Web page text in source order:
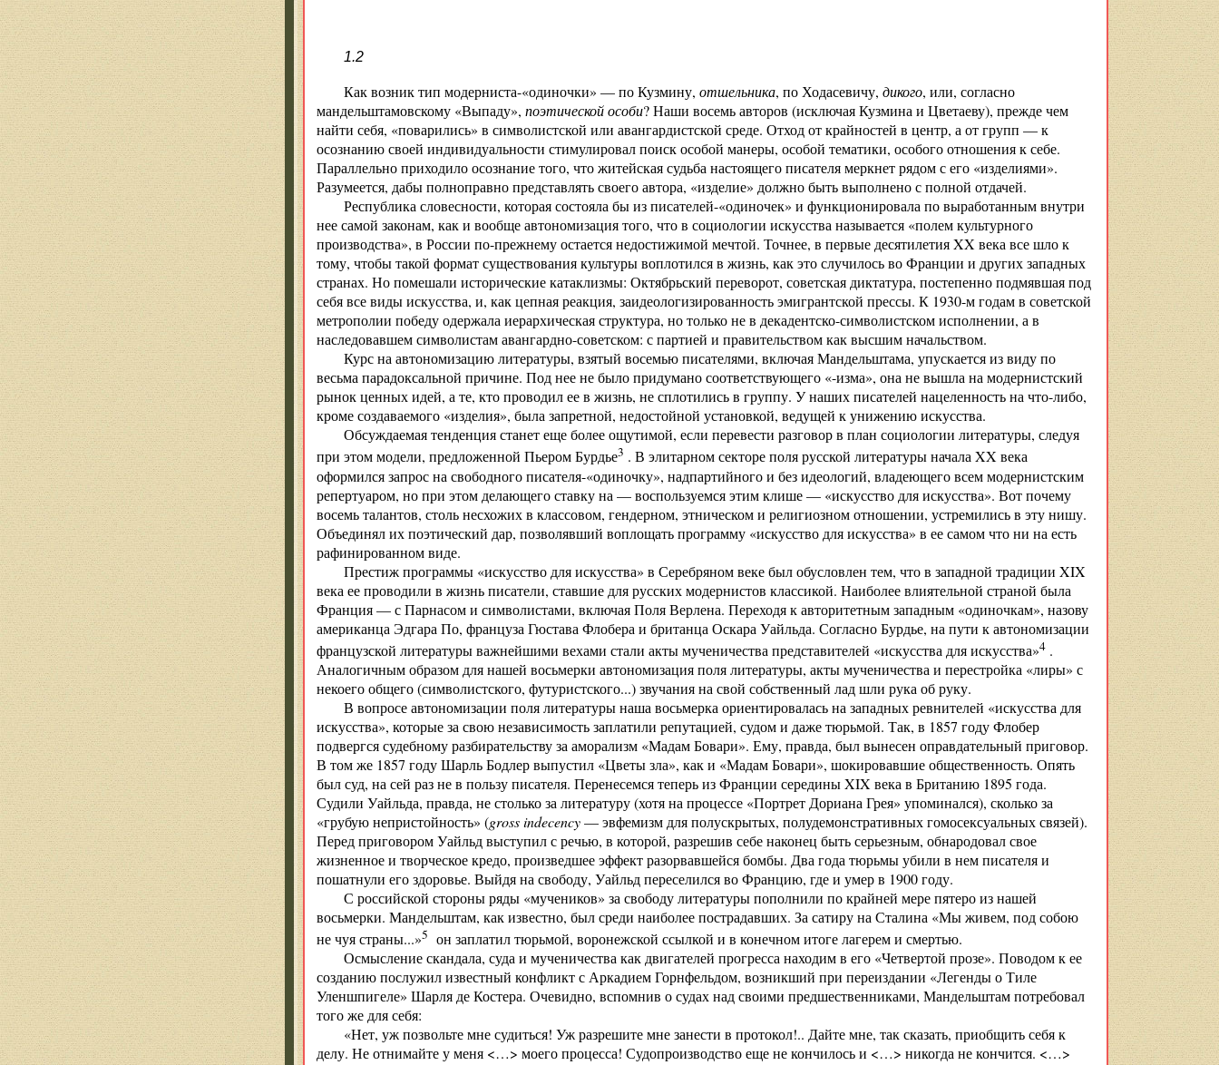
1.2
Как возник тип модерниста-«одиночки» — по Кузмину, отшельника, по Ходасевичу, дикого, или, согласно
мандельштамовскому «Выпаду», поэтической особи? Наши восемь авторов (исключая Кузмина и Цветаеву), прежде чем
найти себя, «поварились» в символистской или авангардистской среде. Отход от крайностей в центр, а от групп — к
осознанию своей индивидуальности стимулировал поиск особой манеры, особой тематики, особого отношения к себе.
Параллельно приходило осознание того, что житейская судьба настоящего писателя меркнет рядом с его «изделиями».
Разумеется, дабы полноправно представлять своего автора, «изделие» должно быть выполнено с полной отдачей.
Республика словесности, которая состояла бы из писателей-«одиночек» и функционировала по выработанным внутри
нее самой законам, как и вообще автономизация того, что в социологии искусства называется «полем культурного
производства», в России по-прежнему остается недостижимой мечтой. Точнее, в первые десятилетия XX века все шло к
тому, чтобы такой формат существования культуры воплотился в жизнь, как это случилось во Франции и других западных
странах. Но помешали исторические катаклизмы: Октябрьский переворот, советская диктатура, постепенно подмявшая под
себя все виды искусства, и, как цепная реакция, заидеологизированность эмигрантской прессы. К 1930-м годам в советской
метрополии победу одержала иерархическая структура, но только не в декадентско-символистском исполнении, а в
наследовавшем символистам авангардно-советском: с партией и правительством как высшим начальством.
Курс на автономизацию литературы, взятый восемью писателями, включая Мандельштама, упускается из виду по
весьма парадоксальной причине. Под нее не было придумано соответствующего «-изма», она не вышла на модернистский
рынок ценных идей, а те, кто проводил ее в жизнь, не сплотились в группу. У наших писателей нацеленность на что-либо,
кроме создаваемого «изделия», была запретной, недостойной установкой, ведущей к унижению искусства.
Обсуждаемая тенденция станет еще более ощутимой, если перевести разговор в план социологии литературы, следуя
при этом модели, предложенной Пьером Бурдье3 . В элитарном секторе поля русской литературы начала XX века
оформился запрос на свободного писателя-«одиночку», надпартийного и без идеологий, владеющего всем модернистским
репертуаром, но при этом делающего ставку на — воспользуемся этим клише — «искусство для искусства». Вот почему
восемь талантов, столь несхожих в классовом, гендерном, этническом и религиозном отношении, устремились в эту нишу.
Объединял их поэтический дар, позволявший воплощать программу «искусство для искусства» в ее самом что ни на есть
рафинированном виде.
Престиж программы «искусство для искусства» в Серебряном веке был обусловлен тем, что в западной традиции XIX
века ее проводили в жизнь писатели, ставшие для русских модернистов классикой. Наиболее влиятельной страной была
Франция — с Парнасом и символистами, включая Поля Верлена. Переходя к авторитетным западным «одиночкам», назову
американца Эдгара По, француза Гюстава Флобера и британца Оскара Уайльда. Согласно Бурдье, на пути к автономизации
французской литературы важнейшими вехами стали акты мученичества представителей «искусства для искусства»4 .
Аналогичным образом для нашей восьмерки автономизация поля литературы, акты мученичества и перестройка «лиры» с
некоего общего (символистского, футуристского...) звучания на свой собственный лад шли рука об руку.
В вопросе автономизации поля литературы наша восьмерка ориентировалась на западных ревнителей «искусства для
искусства», которые за свою независимость заплатили репутацией, судом и даже тюрьмой. Так, в 1857 году Флобер
подвергся судебному разбирательству за аморализм «Мадам Бовари». Ему, правда, был вынесен оправдательный приговор.
В том же 1857 году Шарль Бодлер выпустил «Цветы зла», как и «Мадам Бовари», шокировавшие общественность. Опять
был суд, на сей раз не в пользу писателя. Перенесемся теперь из Франции середины XIX века в Британию 1895 года.
Судили Уайльда, правда, не столько за литературу (хотя на процессе «Портрет Дориана Грея» упоминался), сколько за
«грубую непристойность» (gross indecency— эвфемизм для полускрытых, полудемонстративных гомосексуальных связей).
Перед приговором Уайльд выступил с речью, в которой, разрешив себе наконец быть серьезным, обнародовал свое
жизненное и творческое кредо, произведшее эффект разорвавшейся бомбы. Два года тюрьмы убили в нем писателя и
пошатнули его здоровье. Выйдя на свободу, Уайльд переселился во Францию, где и умер в 1900 году.
С российской стороны ряды «мучеников» за свободу литературы пополнили по крайней мере пятеро из нашей
восьмерки. Мандельштам, как известно, был среди наиболее пострадавших. За сатиру на Сталина «Мы живем, под собою
не чуя страны...»5 он заплатил тюрьмой, воронежской ссылкой и в конечном итоге лагерем и смертью.
Осмысление скандала, суда и мученичества как двигателей прогресса находим в его «Четвертой прозе». Поводом к ее
созданию послужил известный конфликт с Аркадием Горнфельдом, возникший при переиздании «Легенды о Тиле
Уленшпигеле» Шарля де Костера. Очевидно, вспомнив о судах над своими предшественниками, Мандельштам потребовал
того же для себя:
«Нет, уж позвольте мне судиться! Уж разрешите мне занести в протокол!.. Дайте мне, так сказать, приобщить себя к
делу. Не отнимайте у меня <…> моего процесса! Судопроизводство еще не кончилось и <…> никогда не кончится. <…>